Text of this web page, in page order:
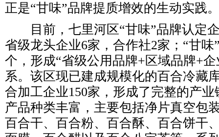
正是“甘味”品牌提质增效的生动实践
目前，七里河区“甘味”品牌认定
省级龙头企业6家，合作社2家；“甘味
个，形成“省级公用品牌+区域品牌+
系。该区现已建成规模化的百合冷藏
合加工企业150家，形成了完整的产
产品种类丰富，主要包括净片真空包
百合干、百合粉、百合酥、百合饼干